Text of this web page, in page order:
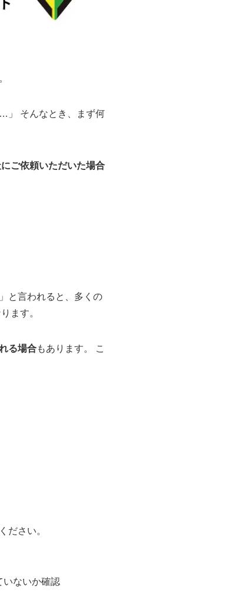
」 そんなとき、まず何
ご依頼いただいた場合
と言われると、多くの
ます。
る場合もあります。 こ
ださい。
いないか確認